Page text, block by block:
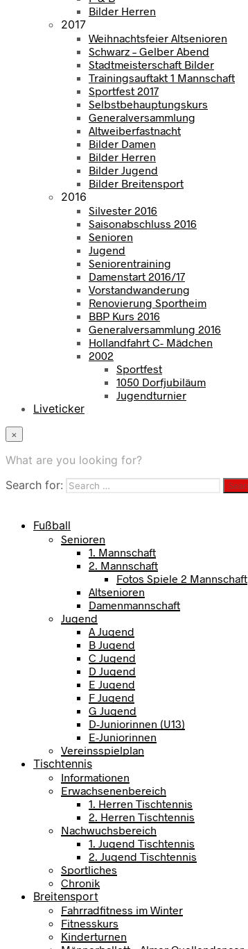
Bilder Herren
2017
Weihnachtsfeier Altsenioren
Schwarz – Gelber Abend
Stadtmeisterschaft Bilder
Trainingsauftakt 1 Mannschaft
Sportfest 2017
Selbstbehauptungskurs
Generalversammlung
Altweiberfastnacht
Bilder Damen
Bilder Herren
Bilder Jugend
Bilder Breitensport
2016
Silvester 2016
Saisonabschluss 2016
Senioren
Jugend
Seniorentraining
Damenstart 2016/17
Vorstandwanderung
Renovierung Sportheim
BBP Kurs 2016
Generalversammlung 2016
Hollandfahrt C- Mädchen
2002
Sportfest
1050 Dorfjubiläum
Jugendturnier
Liveticker
×
What are you looking for?
Search for:
Fußball
Senioren
1. Mannschaft
2. Mannschaft
Fotos Spiele 2 Mannschaft
Altsenioren
Damenmannschaft
Jugend
A Jugend
B Jugend
C Jugend
D Jugend
E Jugend
F Jugend
G Jugend
D-Juniorinnen (U13)
E-Juniorinnen
Vereinsspielplan
Tischtennis
Informationen
Erwachsenenbereich
1. Herren Tischtennis
2. Herren Tischtennis
Nachwuchsbereich
1. Jugend Tischtennis
2. Jugend Tischtennis
Sportliches
Chronik
Breitensport
Fahrradfitness im Winter
Fitnesskurs
Kinderturnen